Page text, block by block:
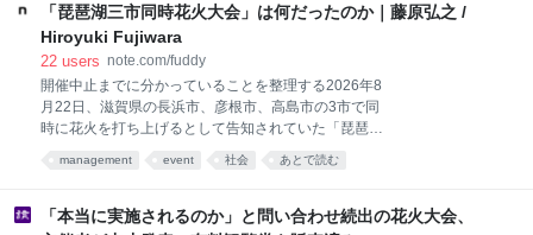
アカデミー賞では、映画界への多大な貢献や長年の実
績を称える会長功労賞を受賞した小川だが、新旧スタ
ーが集結した授賞式には姿を見せていなかった。 それ
朝、前日に容体が急変した86歳の小川は、家族が誰ひ
とり駆けつけることのないまま、息を引き取った。 21
歳で文学座第1期研究生になるや、若くして「大女
優・杉村春子の後継者」と目され、つねに日の当たる
「真由
「琵琶湖三市同時花火大会」は何だったのか｜藤原弘之 /
Hiroyuki Fujiwara
22 users note.com/fuddy
開催中止までに分かっていることを整理する2026年8
月22日、滋賀県の長浜市、彦根市、高島市の3市で同
時に花火を打ち上げるとして告知されていた「琵琶湖
三市同時花火大会」が、8月9日、開催中止を発表しま
した。 公式サイトやSNSでは3市合計で1万発以上の花
7,000円から19,000円の有料観覧席も販売されていま
management event 社会 あとで読む
「本当に実施されるのか」と問い合わせ続出の花火大会、